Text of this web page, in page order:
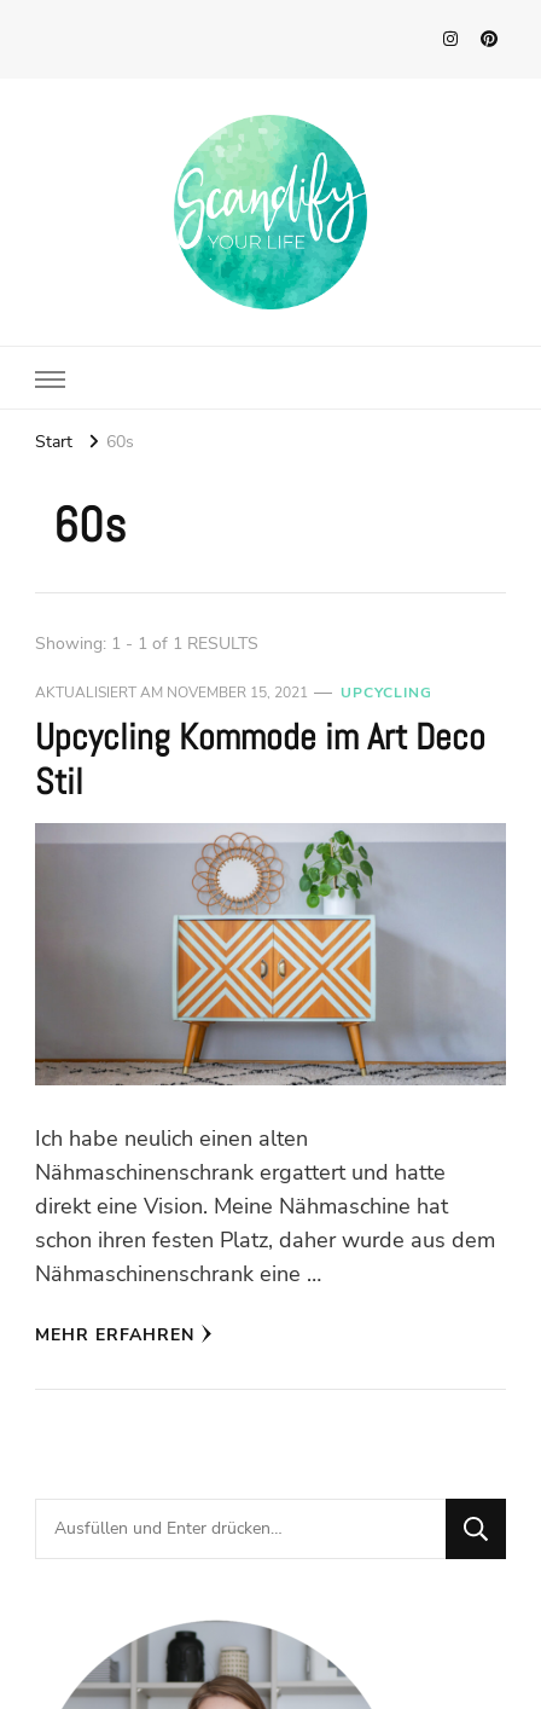
Start 60s
60s
Showing: 1 - 1 of 1 RESULTS
AKTUALISIERT AM NOVEMBER 15, 2021 UPCYCLING
Upcycling Kommode im Art Deco
Stil
Ich habe neulich einen alten
Nähmaschinenschrank ergattert und hatte
direkt eine Vision. Meine Nähmaschine hat
schon ihren festen Platz, daher wurde aus dem
Nähmaschinenschrank eine …
MEHR ERFAHREN
Suchst
du